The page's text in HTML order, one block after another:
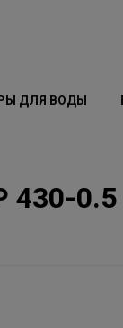
ДЛЯ ВОДЫ